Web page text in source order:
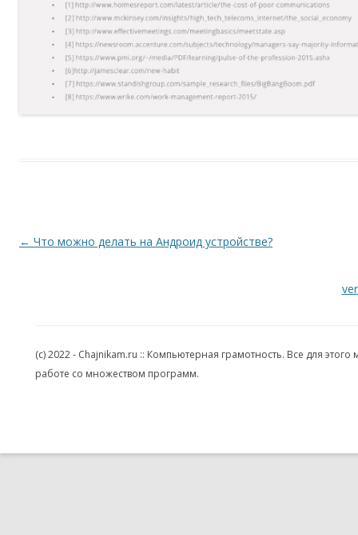
Навигация по записям
← Что можно делать на Андроид устройстве?
(c) 2022 - Chajnikam.ru :: Компьютерная грамотность. Все для
работе со множеством программ.